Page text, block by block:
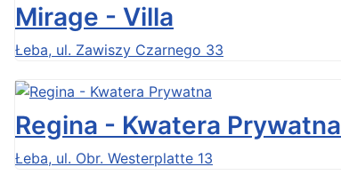
Mirage - Villa
Łeba, ul. Zawiszy Czarnego 33
Regina - Kwatera Prywatna
Łeba, ul. Obr. Westerplatte 13